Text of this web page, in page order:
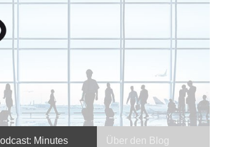
Minutes Über den Blog